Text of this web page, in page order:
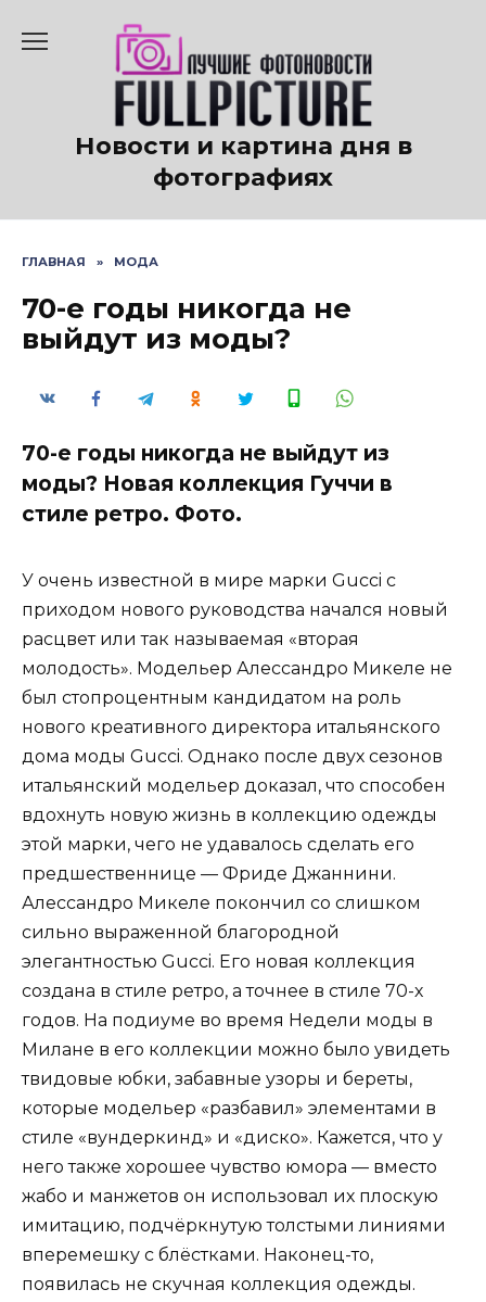
содержанию
Новости и картина дня в
фотографиях
ГЛАВНАЯ » МОДА
70-е годы никогда не
выйдут из моды?
70-е годы никогда не выйдут из
моды? Новая коллекция Гуччи в
стиле ретро. Фото.
У очень известной в мире марки Gucci с
приходом нового руководства начался новый
расцвет или так называемая «вторая
молодость». Модельер Алессандро Микеле не
был стопроцентным кандидатом на роль
нового креативного директора итальянского
дома моды Gucci. Однако после двух сезонов
итальянский модельер доказал, что способен
вдохнуть новую жизнь в коллекцию одежды
этой марки, чего не удавалось сделать его
предшественнице — Фриде Джаннини.
Алеcсандро Микеле покончил со слишком
сильно выраженной благородной
элегантностью Gucci. Его новая коллекция
создана в стиле ретро, а точнее в стиле 70-х
годов. На подиуме во время Недели моды в
Милане в его коллекции можно было увидеть
твидовые юбки, забавные узоры и береты,
которые модельер «разбавил» элементами в
стиле «вундеркинд» и «диско». Кажется, что у
него также хорошее чувство юмора — вместо
жабо и манжетов он использовал их плоскую
имитацию, подчёркнутую толстыми линиями
вперемешку с блёстками. Наконец-то,
появилась не скучная коллекция одежды.